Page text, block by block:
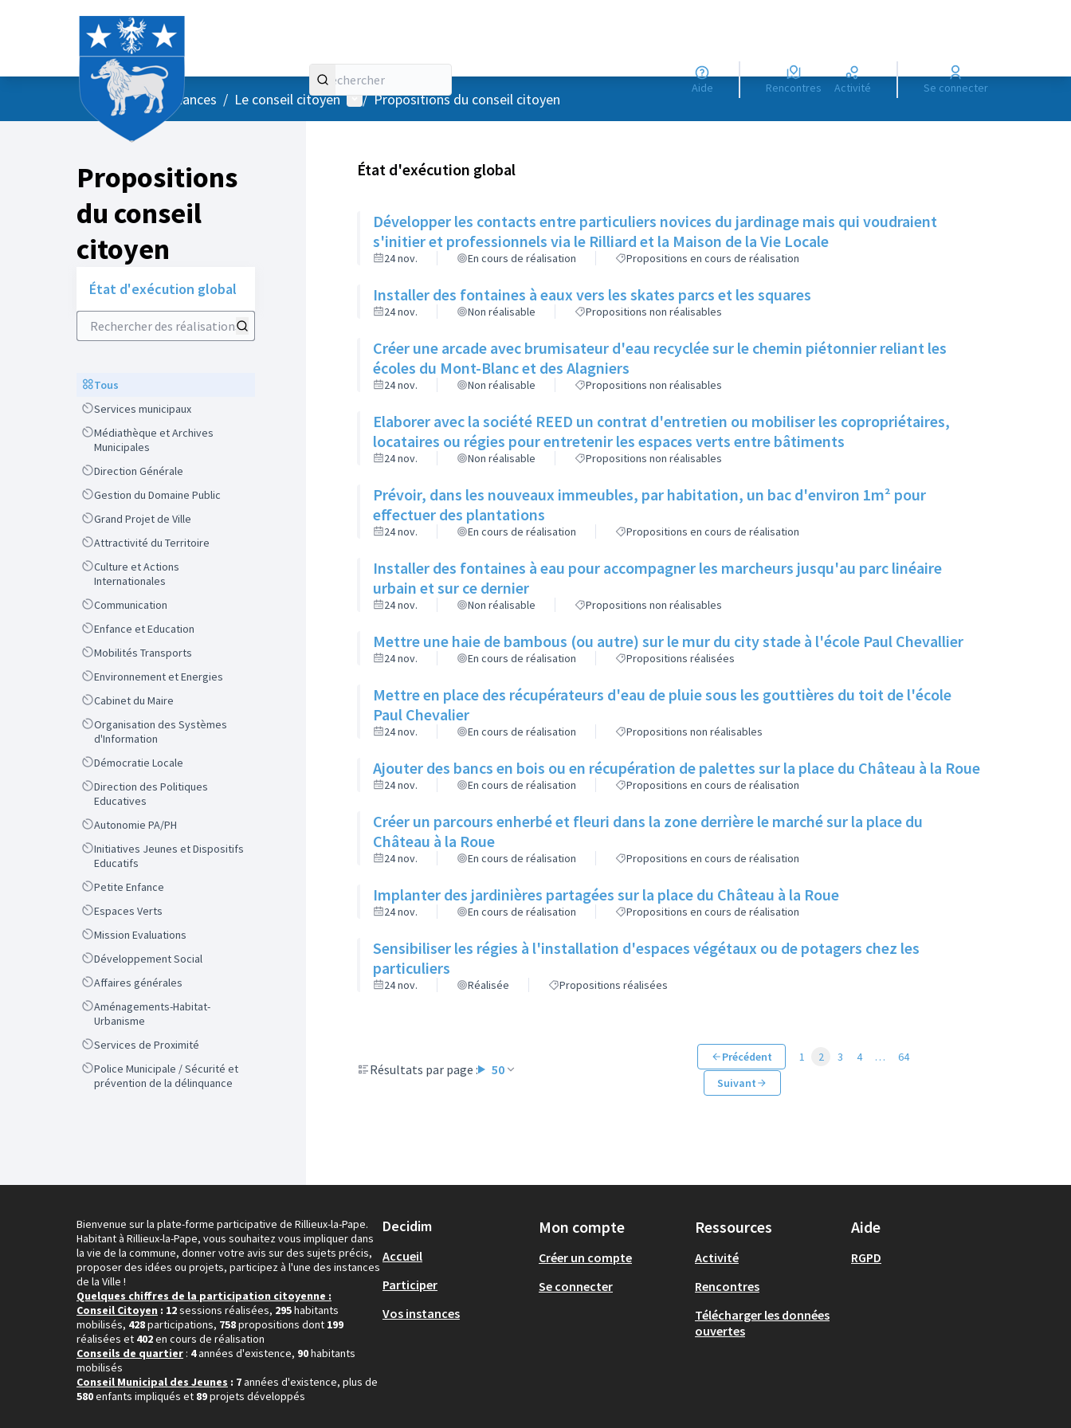
Aide Rencontres Activité Se connecter
AccueilMenu principal
/ Vos instances / Le conseil citoyen Menu utilisateur
/ Propositions du conseil citoyen
Propositions
du conseil
citoyen
État d'exécution global
Rechercher des réalisations
ScopeTous
ScopeServices municipaux
Scope
Médiathèque et Archives
Municipales
ScopeDirection Générale
ScopeGestion du Domaine Public
ScopeGrand Projet de Ville
ScopeAttractivité du Territoire
Scope
Culture et Actions
Internationales
ScopeCommunication
ScopeEnfance et Education
ScopeMobilités Transports
ScopeEnvironnement et Energies
ScopeCabinet du Maire
Scope
Organisation des Systèmes
d'Information
ScopeDémocratie Locale
Scope
Direction des Politiques
Educatives
ScopeAutonomie PA/PH
Scope
Initiatives Jeunes et Dispositifs
Educatifs
ScopePetite Enfance
ScopeEspaces Verts
ScopeMission Evaluations
ScopeDéveloppement Social
ScopeAffaires générales
Scope
Aménagements-Habitat-
Urbanisme
ScopeServices de Proximité
Scope
Police Municipale / Sécurité et
prévention de la délinquance
État d'exécution global
Développer les contacts entre particuliers novices du jardinage mais qui voudraient
s'initier et professionnels via le Rilliard et la Maison de la Vie Locale
24 nov. En cours de réalisation Propositions en cours de réalisation
Installer des fontaines à eaux vers les skates parcs et les squares
24 nov. Non réalisable Propositions non réalisables
Créer une arcade avec brumisateur d'eau recyclée sur le chemin piétonnier reliant les
écoles du Mont-Blanc et des Alagniers
24 nov. Non réalisable Propositions non réalisables
Elaborer avec la société REED un contrat d'entretien ou mobiliser les copropriétaires,
locataires ou régies pour entretenir les espaces verts entre bâtiments
24 nov. Non réalisable Propositions non réalisables
Prévoir, dans les nouveaux immeubles, par habitation, un bac d'environ 1m² pour
effectuer des plantations
24 nov. En cours de réalisation Propositions en cours de réalisation
Installer des fontaines à eau pour accompagner les marcheurs jusqu'au parc linéaire
urbain et sur ce dernier
24 nov. Non réalisable Propositions non réalisables
Mettre une haie de bambous (ou autre) sur le mur du city stade à l'école Paul Chevallier
24 nov. En cours de réalisation Propositions réalisées
Mettre en place des récupérateurs d'eau de pluie sous les gouttières du toit de l'école
Paul Chevalier
24 nov. En cours de réalisation Propositions non réalisables
Ajouter des bancs en bois ou en récupération de palettes sur la place du Château à la Roue
24 nov. En cours de réalisation Propositions en cours de réalisation
Créer un parcours enherbé et fleuri dans la zone derrière le marché sur la place du
Château à la Roue
24 nov. En cours de réalisation Propositions en cours de réalisation
Implanter des jardinières partagées sur la place du Château à la Roue
24 nov. En cours de réalisation Propositions en cours de réalisation
Sensibiliser les régies à l'installation d'espaces végétaux ou de potagers chez les
particuliers
24 nov. Réalisée Propositions réalisées
Résultats par page : 50
Précédent 1 2 3 4 …
64
Suivant
Bienvenue sur la plate-forme participative de Rillieux-la-Pape.
Habitant à Rillieux-la-Pape, vous souhaitez vous impliquer dans
la vie de la commune, donner votre avis sur des sujets précis,
proposer des idées ou projets, participez à l'une des instances
de la Ville !
Quelques chiffres de la participation citoyenne :
Conseil Citoyen : 12sessions réalisées, 295habitants
mobilisés, 428participations, 758propositions dont 199
réalisées et 402en cours de réalisation
Conseils de quartier : 4années d'existence, 90habitants
mobilisés
Conseil Municipal des Jeunes : 7années d'existence, plus de
580enfants impliqués et 89projets développés
Decidim
Accueil
Participer
Vos instances
Mon compte
Créer un compte
Se connecter
Ressources
Activité
Rencontres
Télécharger les données
ouvertes
Aide
RGPD